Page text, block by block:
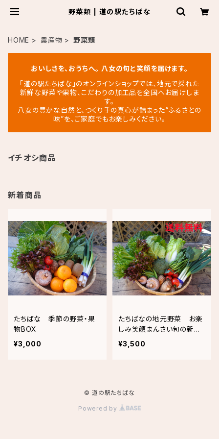
野菜類 | 道の駅たちばな
HOME 農産物 野菜類
おいしさを、おうちへ。 八女の旬と笑顔を届けます。
「道の駅たちばな」のオンラインショップでは、地元で採れた
新鮮な野菜や果物、こだわりの加工品を全国へお届けしま
す。
八女の豊かな自然と、つくり手の真心が詰まった“ふるさとの
味”を、ご家庭でもお楽しみください。
イチオシ商品
新着商品
たちばな 季節の野菜・果
物BOX
¥3,000
たちばなの地元野菜 お楽
しみ笑顔まんさい旬の新鮮
野菜BOX
¥3,500
© 道の駅たちばな
Powered by